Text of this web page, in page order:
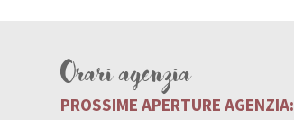
Orari agenzia
PROSSIME APERTURE AGENZIA: